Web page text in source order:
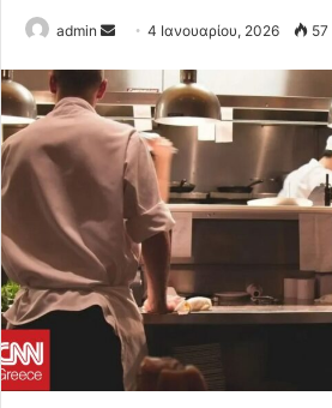
admin
Send
email
4 Ιανουαρίου, 2026 57